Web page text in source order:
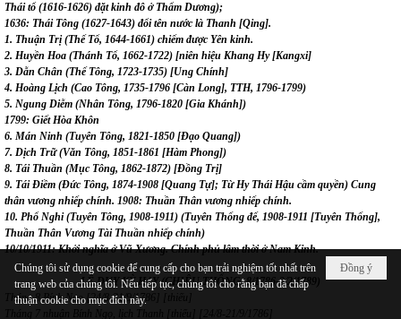
Thái tổ (1616-1626) đặt kinh đô ở Thẩm Dương);
1636: Thái Tông (1627-1643) đổi tên nước là Thanh [Qing].
1. Thuận Trị (Thế Tổ, 1644-1661) chiếm được Yên kinh.
2. Huyền Hoa (Thánh Tổ, 1662-1722) [niên hiệu Khang Hy [Kangxi]
3. Dẫn Chân (Thế Tông, 1723-1735) [Ung Chính]
4. Hoàng Lịch (Cao Tông, 1735-1796 [Càn Long], TTH, 1796-1799)
5. Ngung Diễm (Nhân Tông, 1796-1820 [Gia Khánh])
1799: Giết Hòa Khôn
6. Mán Ninh (Tuyên Tông, 1821-1850 [Đạo Quang])
7. Dịch Trữ (Văn Tông, 1851-1861 [Hàm Phong])
8. Tái Thuần (Mục Tông, 1862-1872) [Đồng Trị]
9. Tái Điềm (Đức Tông, 1874-1908 [Quang Tự]; Từ Hy Thái Hậu cầm quyền) Cung
thân vương nhiếp chính. 1908: Thuần Thân vương nhiếp chính.
10. Phổ Nghi (Tuyên Tông, 1908-1911) (Tuyên Thống đế, 1908-1911 [Tuyên Thống],
Thuần Thân Vương Tài Thuần nhiếp chính)
10/10/1911: Khởi nghĩa ở Vũ Xương. Chính phủ lâm thời ở Nam Kinh.
LÊ DUY KỲ HAY (CHIÊU THỐNG, 8/1786-2/2/1789)
Tháng 8 Bính Ngọ [24/8-21/9/1786] [thiếu]
Tháng 7 nhuận Bính Ngọ, lịch Thanh [thiếu] [24/8-21/9/1786]
Đồng ý
Chúng tôi sử dụng cookie để cung cấp cho bạn trải nghiệm tốt nhất trên
trang web của chúng tôi. Nếu tiếp tục, chúng tôi cho rằng bạn đã chấp
thuận cookie cho mục đích này.